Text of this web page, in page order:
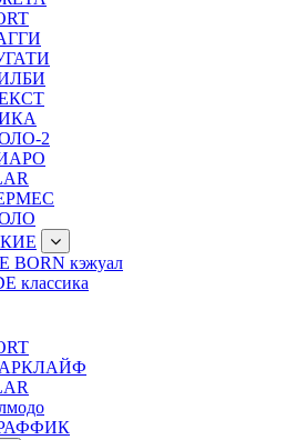
2
BORN кэжуал
классика